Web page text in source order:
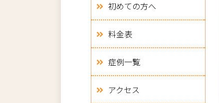
初めての方へ
料金表
症例一覧
アクセス